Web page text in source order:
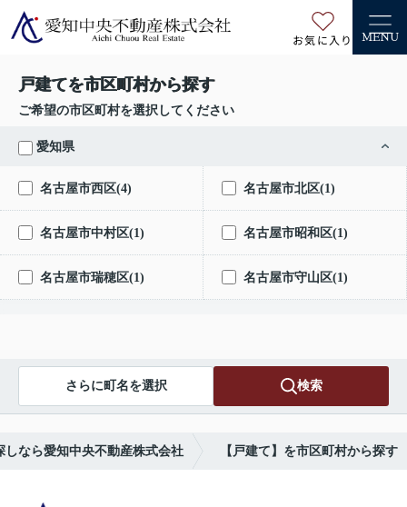
お気に入り MENU
戸建てを市区町村から探す
ご希望の市区町村を選択してください
愛知県
名古屋市西区(4) 名古屋市北区(1)
名古屋市中村区(1) 名古屋市昭和区(1)
名古屋市瑞穂区(1) 名古屋市守山区(1)
さらに町名を選択 検索
なら愛知中央不動産株式会社 【戸建て】を市区町村から探す